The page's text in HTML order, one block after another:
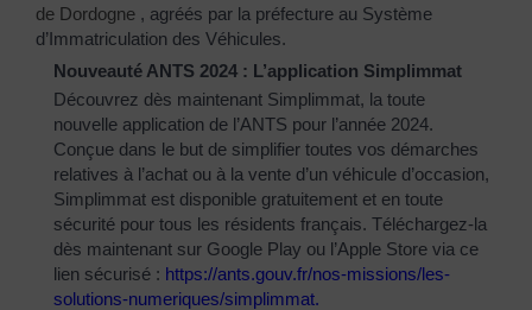
de Dordogne , agréés par la préfecture au Système
d’Immatriculation des Véhicules.
Nouveauté ANTS 2024 : L’application Simplimmat
Découvrez dès maintenant Simplimmat, la toute
nouvelle application de l’ANTS pour l’année 2024.
Conçue dans le but de simplifier toutes vos démarches
relatives à l’achat ou à la vente d’un véhicule d’occasion,
Simplimmat est disponible gratuitement et en toute
sécurité pour tous les résidents français. Téléchargez-la
dès maintenant sur Google Play ou l’Apple Store via ce
lien sécurisé : https://ants.gouv.fr/nos-missions/les-
solutions-numeriques/simplimmat.